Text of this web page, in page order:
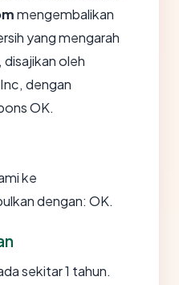
mengembalikan
yang mengarah
disajikan oleh
dengan
OK.
ke
dengan: OK.
sekitar 1 tahun.